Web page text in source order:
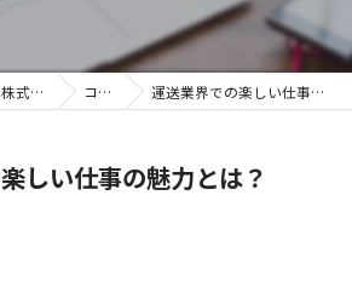
東京・埼玉の運送は株式会社斉藤商事 コラム 運送業界での楽しい仕事の魅力とは？
しい仕事の魅力とは？